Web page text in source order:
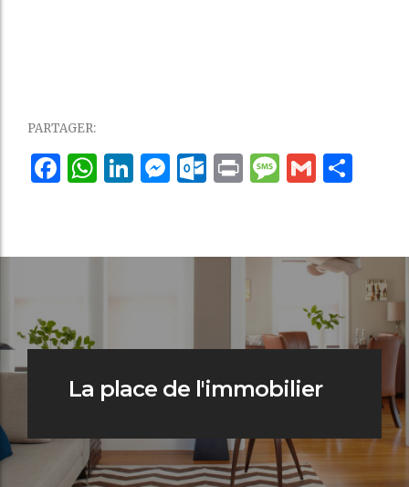
PARTAGER:
Facebook
WhatsApp
LinkedIn
Messenger
Outlook.com
PrintMessage
Gmail
La place de l'immobilier